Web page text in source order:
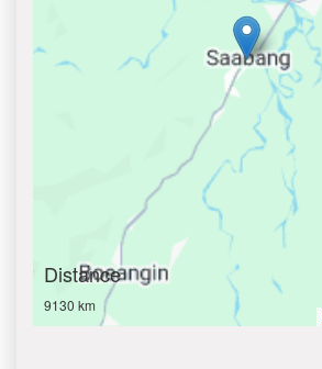
Distance
9130 km